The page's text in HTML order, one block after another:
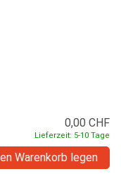
0,00 CHF
Lieferzeit: 5-10 Tage
Warenkorb legen